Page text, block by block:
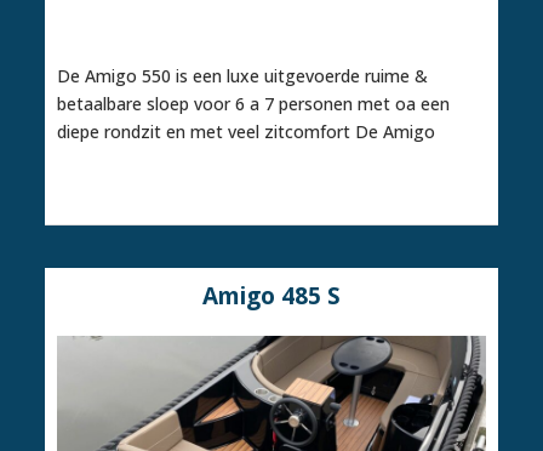
De Amigo 550 is een luxe uitgevoerde ruime &
betaalbare sloep voor 6 a 7 personen met oa een
diepe rondzit en met veel zitcomfort De Amigo
Amigo 485 S